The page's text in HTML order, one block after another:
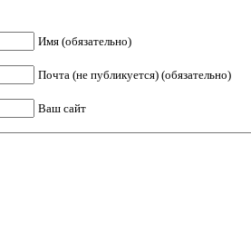
Имя (обязательно)
Почта (не публикуется) (обязательно)
Ваш сайт